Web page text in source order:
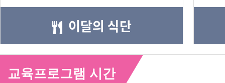
이달의 식단
교육프로그램 시간